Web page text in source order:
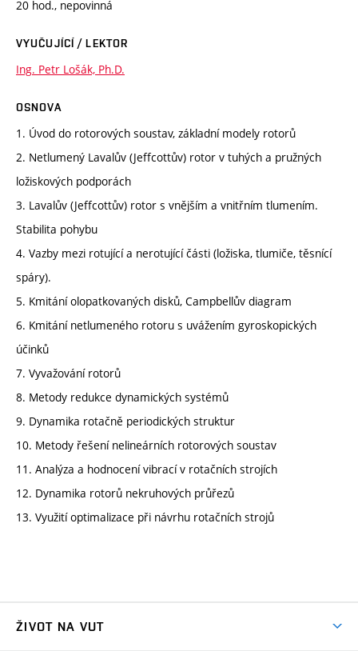
20 hod., nepovinná
VYUČUJÍCÍ / LEKTOR
Ing. Petr Lošák, Ph.D.
OSNOVA
1. Úvod do rotorových soustav, základní modely rotorů
2. Netlumený Lavalův (Jeffcottův) rotor v tuhých a pružných
ložiskových podporách
3. Lavalův (Jeffcottův) rotor s vnějším a vnitřním tlumením.
Stabilita pohybu
4. Vazby mezi rotující a nerotující části (ložiska, tlumiče, těsnící
spáry).
5. Kmitání olopatkovaných disků, Campbellův diagram
6. Kmitání netlumeného rotoru s uvážením gyroskopických
účinků
7. Vyvažování rotorů
8. Metody redukce dynamických systémů
9. Dynamika rotačně periodických struktur
10. Metody řešení nelineárních rotorových soustav
11. Analýza a hodnocení vibrací v rotačních strojích
12. Dynamika rotorů nekruhových průřezů
13. Využití optimalizace při návrhu rotačních strojů
ŽIVOT NA VUT